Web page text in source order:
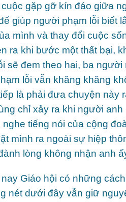
gặp gỡ kín đáo giữa
giúp người phạm lỗi biết
mình và thay đổi cuộc
ra khi bước một thất bại,
sẽ đem theo hai, ba
lỗi vẫn khăng khăng
là phải đưa chuyện này
chỉ xảy ra khi người anh
nghe tiếng nói của cộng
mình ra ngoài sự hiệp
lòng không nhận anh
Giáo hội có những
nét dưới đây vẫn giữ